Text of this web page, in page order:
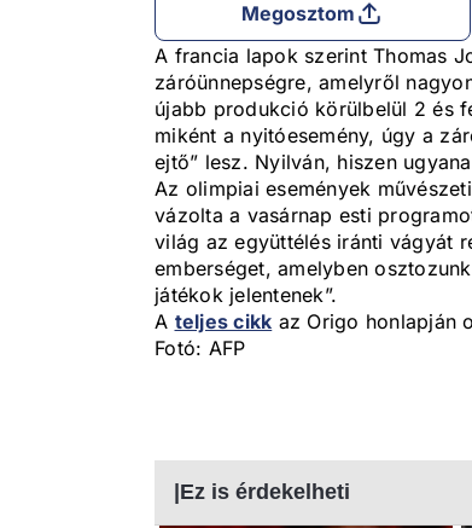
Megosztom
A francia lapok szerint Thomas
záróünnepségre, amelyről
újabb produkció körülbelül 2 és
miként a nyitóesemény, úgy a
ejtő” lesz. Nyilván, hiszen
Az olimpiai események
vázolta a vasárnap esti
világ az együttélés iránti vágyát
emberséget, amelyben
játékok jelentenek”.
A teljes cikk az Origo honlapján
Fotó: AFP